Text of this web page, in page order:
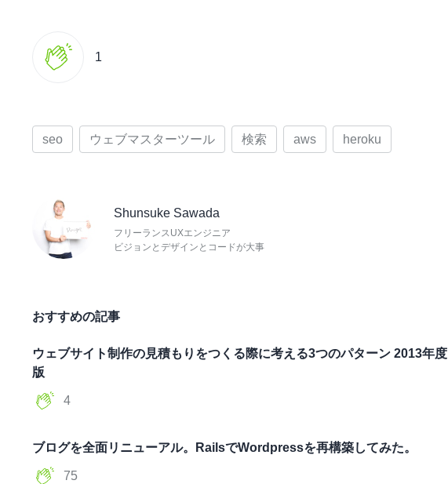
1
seo ウェブマスターツール 検索 aws heroku
Shunsuke Sawada
フリーランスUXエンジニア
ビジョンとデザインとコードが大事
おすすめの記事
ウェブサイト制作の見積もりをつくる際に考える3つのパターン 2013年度
版
4
ブログを全面リニューアル。RailsでWordpressを再構築してみた。
75